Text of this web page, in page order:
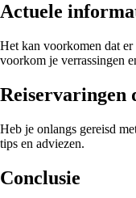
Actuele
Het kan voorkomen dat
voorkom je verrassingen
Reiservaringen
Heb je onlangs gereisd
tips en adviezen.
Conclusie